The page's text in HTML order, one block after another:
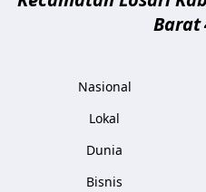
Barat
Nasional
Lokal
Dunia
Bisnis